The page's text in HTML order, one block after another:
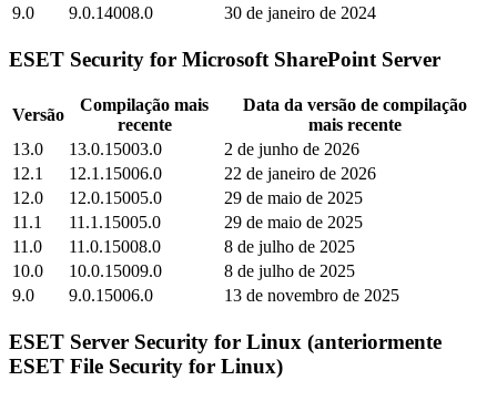
9.0
9.0.14008.0 30 de janeiro de 2024
ESET Security for Microsoft SharePoint Server
Versão
Compilação mais
recente
Data da versão de compilação
mais recente
13.0
13.0.15003.0
2 de junho de 2026
12.1
12.1.15006.0
22 de janeiro de 2026
12.0
12.0.15005.0
29 de maio de 2025
11.1
11.1.15005.0
29 de maio de 2025
11.0
11.0.15008.0
8 de julho de 2025
10.0
10.0.15009.0
8 de julho de 2025
9.0
9.0.15006.0 13 de novembro de 2025
ESET Server Security for Linux (anteriormente
ESET File Security for Linux)